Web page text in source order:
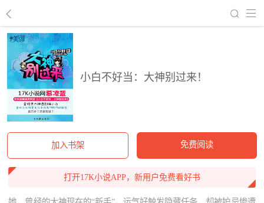
小白不好当：大神别过来！
加入书架 免费阅读
打开17K小说APP，新用户免费看好书